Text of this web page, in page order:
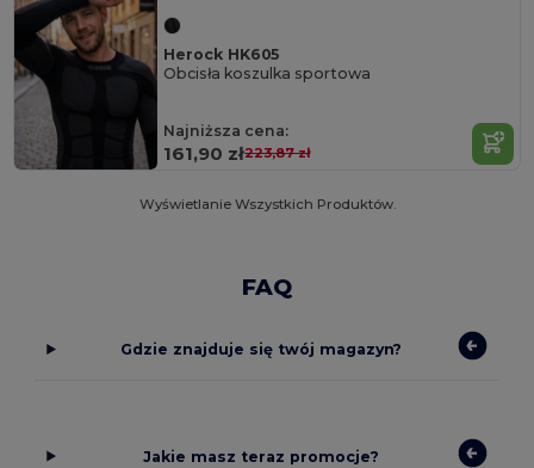
Herock HK605
Obcisła koszulka sportowa
Najniższa cena:
161,90 zł223,87 zł
Wyświetlanie Wszystkich Produktów.
FAQ
Gdzie znajduje się twój magazyn?
Jakie masz teraz promocje?